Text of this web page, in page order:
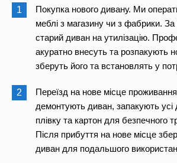
Покупка нового дивану. Ми
меблі з магазину чи з фабрики.
старий диван на утилізацію.
акуратно внесуть та розпакують
зберуть його та встановлять у
Переїзд на нове місце
демонтують диван, запакують усі
плівку та картон для безпечного
Після прибуття на нове місце
диван для подальшого